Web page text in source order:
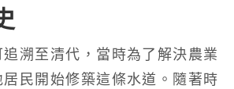
溯至清代，當時為了解決農業
民開始修築這條水道。隨著時